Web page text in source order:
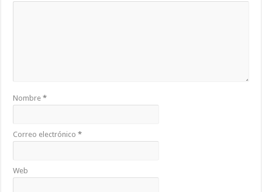
Nombre*
Correo electrónico*
Web